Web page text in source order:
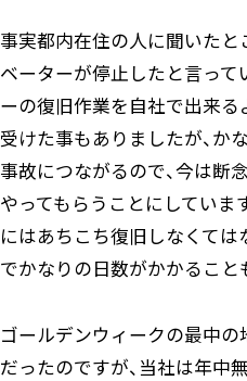
事実都内在住の人に聞いたと
ベーターが停止したと言って
ーの復旧作業を自社で出来
受けた事もありましたが、か
事故につながるので、今は断
やってもらうことにしていま
にはあちこち復旧しなくては
でかなりの日数がかかること
ゴールデンウィークの最中
だったのですが、当社は年中